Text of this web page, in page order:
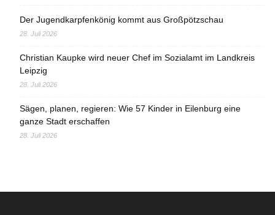
Der Jugendkarpfenkönig kommt aus Großpötzschau
28. Juli 2026
Christian Kaupke wird neuer Chef im Sozialamt im Landkreis
Leipzig
28. Juli 2026
Sägen, planen, regieren: Wie 57 Kinder in Eilenburg eine
ganze Stadt erschaffen
28. Juli 2026